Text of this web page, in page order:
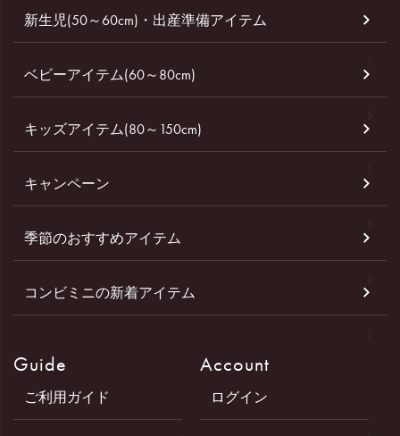
新生児(50～60cm)・出産準備アイテム
ベビーアイテム(60～80cm)
キッズアイテム(80～150cm)
キャンペーン
季節のおすすめアイテム
コンビミニの新着アイテム
Guide
ご利用ガイド
Account
ログイン